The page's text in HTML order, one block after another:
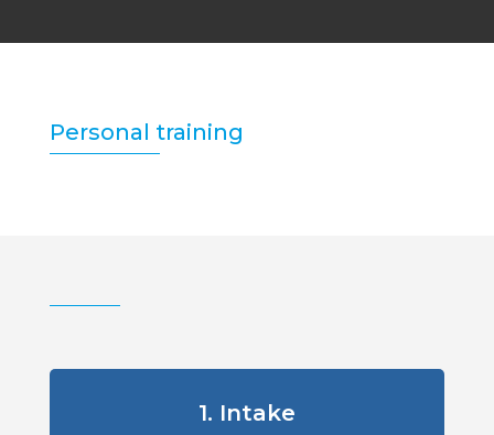
Personal training
1. Intake